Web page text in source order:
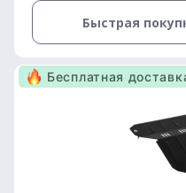
Быстрая
Бесплатная